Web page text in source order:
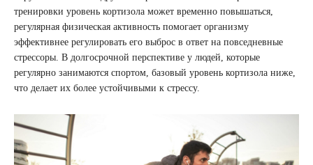
тренировки уровень кортизола может временно повышаться,
регулярная физическая активность помогает организму
эффективнее регулировать его выброс в ответ на повседневные
стрессоры. В долгосрочной перспективе у людей, которые
регулярно занимаются спортом, базовый уровень кортизола ниже,
что делает их более устойчивыми к стрессу.